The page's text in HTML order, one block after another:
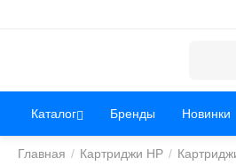
Каталог Бренды Новинки
Главная / Картриджи HP /